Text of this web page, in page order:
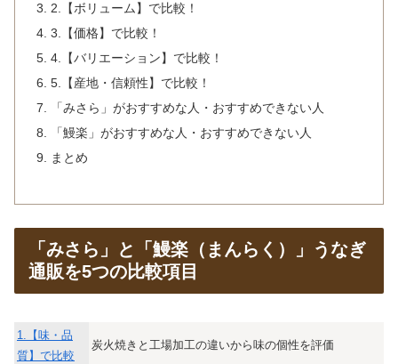
2.【ボリューム】で比較！
3.【価格】で比較！
4.【バリエーション】で比較！
5.【産地・信頼性】で比較！
「みさら」がおすすめな人・おすすめできない人
「鰻楽」がおすすめな人・おすすめできない人
まとめ
「みさら」と「鰻楽（まんらく）」うなぎ
通販を5つの比較項目
1.【味・品
質】で比較
炭火焼きと工場加工の違いから味の個性を評価